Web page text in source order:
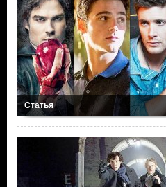
Статья